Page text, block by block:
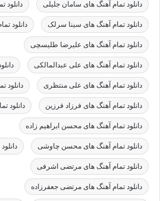
دانلود تمام آهنگ های سامان جلیلی دانلود
دانلود تمام آهنگ های سینا سرلک دانلود
دانلود تمام آهنگ های علیرضا طلیسچی
دانلود تمام آهنگ های علی عبدالمالکی
دانلود تمام آهنگ های علی منتظری دانلود
دانلود تمام آهنگ های فرزاد فرزین دانلود
دانلود تمام آهنگ های محسن ابراهیم زاده
دانلود تمام آهنگ های محسن چاوشی
دانلود تمام آهنگ های مرتضی اشرفی
دانلود تمام آهنگ های مرتضی جعفرزاده